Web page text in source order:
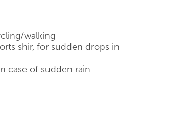
walking
shir, for sudden drops in
case of sudden rain